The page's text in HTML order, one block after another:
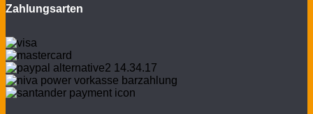
Zahlungsarten